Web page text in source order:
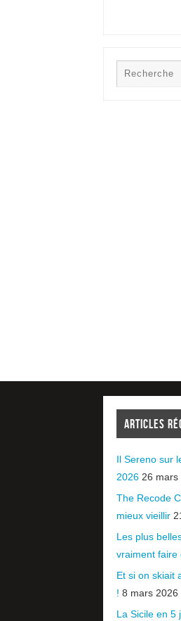
ARTICLES
Il Sereno sur
2026 26 mars
The Recode
mieux vieillir
Les plus
vraiment faire
Et si on skiait
! 8 mars 2026
La Sicile en 5